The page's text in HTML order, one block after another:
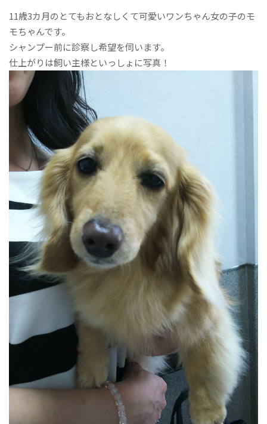
11歳3カ月のとてもおとなしくて可愛いワンちゃん女の子のモ
モちゃんです。
シャンプー前に診察し希望を伺います。
仕上がりは飼い主様といっしょに写真！